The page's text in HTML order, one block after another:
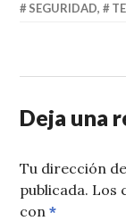
SEGURIDAD,
Deja una
Tu dirección
publicada. Los
con*